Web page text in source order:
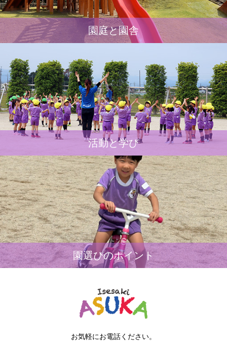
園庭と園舎
活動と学び
園選びのポイント
お気軽にお電話ください。